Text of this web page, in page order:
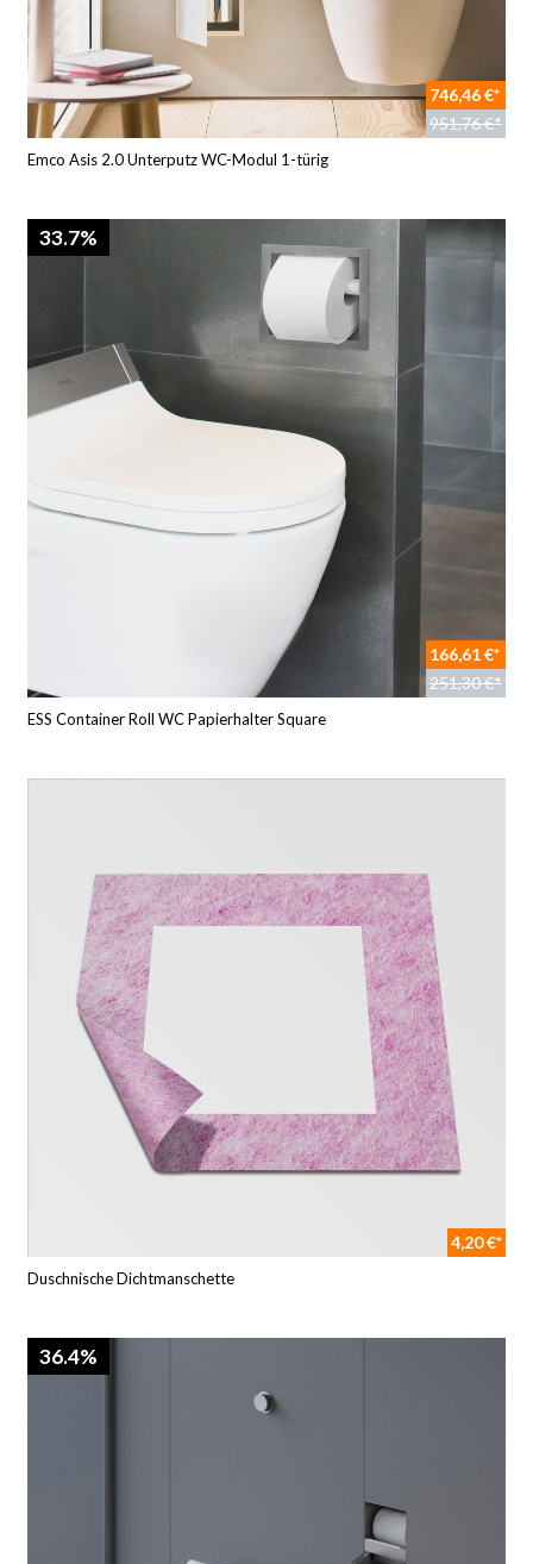
746,46 €*
951,76 €*
Emco Asis 2.0 Unterputz WC-Modul 1-türig
33.7%
166,61 €*
251,30 €*
ESS Container Roll WC Papierhalter Square
4,20 €*
Duschnische Dichtmanschette
36.4%